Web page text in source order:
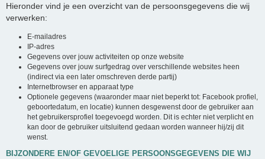
Hieronder vind je een overzicht van de persoonsgegevens die wij
verwerken:
E-mailadres
IP-adres
Gegevens over jouw activiteiten op onze website
Gegevens over jouw surfgedrag over verschillende websites heen
(indirect via een later omschreven derde partij)
Internetbrowser en apparaat type
Optionele gegevens (waaronder maar niet beperkt tot: Facebook profiel,
geboortedatum, en locatie) kunnen desgewenst door de gebruiker aan
het gebruikersprofiel toegevoegd worden. Dit is echter niet verplicht en
kan door de gebruiker uitsluitend gedaan worden wanneer hij/zij dit
wenst.
BIJZONDERE EN/OF GEVOELIGE PERSOONSGEGEVENS DIE WIJ